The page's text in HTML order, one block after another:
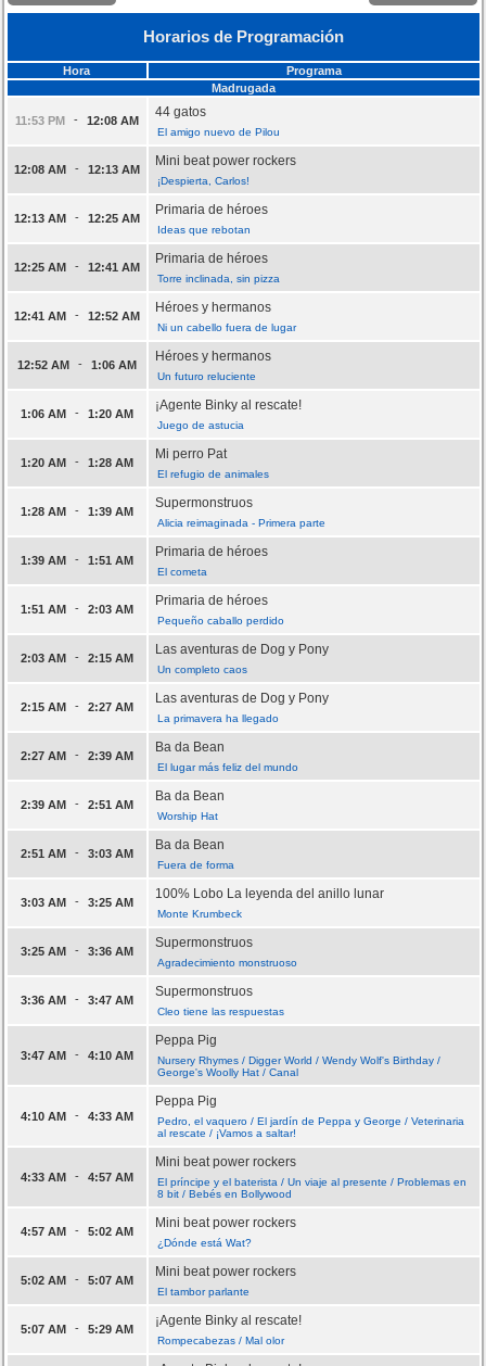
Horarios de Programación
Hora
Programa
Madrugada
11:53 PM - 12:08 AM
44 gatos
El amigo nuevo de Pilou
12:08 AM - 12:13 AM
Mini beat power rockers
¡Despierta, Carlos!
12:13 AM - 12:25 AM
Primaria de héroes
Ideas que rebotan
12:25 AM - 12:41 AM
Primaria de héroes
Torre inclinada, sin pizza
12:41 AM - 12:52 AM
Héroes y hermanos
Ni un cabello fuera de lugar
12:52 AM - 1:06 AM
Héroes y hermanos
Un futuro reluciente
1:06 AM - 1:20 AM
¡Agente Binky al rescate!
Juego de astucia
1:20 AM - 1:28 AM
Mi perro Pat
El refugio de animales
1:28 AM - 1:39 AM
Supermonstruos
Alicia reimaginada - Primera parte
1:39 AM - 1:51 AM
Primaria de héroes
El cometa
1:51 AM - 2:03 AM
Primaria de héroes
Pequeño caballo perdido
2:03 AM - 2:15 AM
Las aventuras de Dog y Pony
Un completo caos
2:15 AM - 2:27 AM
Las aventuras de Dog y Pony
La primavera ha llegado
2:27 AM - 2:39 AM
Ba da Bean
El lugar más feliz del mundo
2:39 AM - 2:51 AM
Ba da Bean
Worship Hat
2:51 AM - 3:03 AM
Ba da Bean
Fuera de forma
3:03 AM - 3:25 AM
100% Lobo La leyenda del anillo lunar
Monte Krumbeck
3:25 AM - 3:36 AM
Supermonstruos
Agradecimiento monstruoso
3:36 AM - 3:47 AM
Supermonstruos
Cleo tiene las respuestas
3:47 AM - 4:10 AM
Peppa Pig
Nursery Rhymes / Digger World / Wendy Wolf's Birthday /
George's Woolly Hat / Canal
4:10 AM - 4:33 AM
Peppa Pig
Pedro, el vaquero / El jardín de Peppa y George / Veterinaria
al rescate / ¡Vamos a saltar!
4:33 AM - 4:57 AM
Mini beat power rockers
El príncipe y el baterista / Un viaje al presente / Problemas en
8 bit / Bebés en Bollywood
4:57 AM - 5:02 AM
Mini beat power rockers
¿Dónde está Wat?
5:02 AM - 5:07 AM
Mini beat power rockers
El tambor parlante
5:07 AM - 5:29 AM
¡Agente Binky al rescate!
Rompecabezas / Mal olor